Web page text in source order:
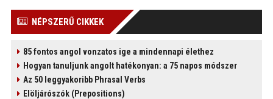
NÉPSZERŰ CIKKEK
85 fontos angol vonzatos ige a mindennapi élethez
Hogyan tanuljunk angolt hatékonyan: a 75 napos módszer
Az 50 leggyakoribb Phrasal Verbs
Elöljárószók (Prepositions)